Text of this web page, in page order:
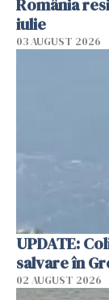
iulie
03 AUGUST 2026
UPDATE:
salvare în
02 AUGUST 2026